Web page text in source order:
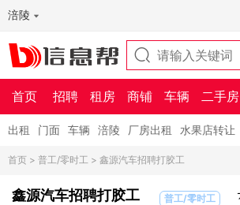
涪陵
首页 招聘 租房 商铺 车辆 二手房
出租 门面 车辆 涪陵 厂房出租 水果店转让
首页 > 普工/零时工 > 鑫源汽车招聘打胶工
鑫源汽车招聘打胶工 普工/零时工